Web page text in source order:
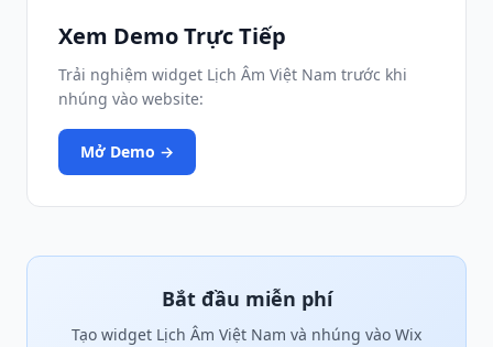
Xem Demo Trực Tiếp
Trải nghiệm widget Lịch Âm Việt Nam trước khi
nhúng vào website:
Mở Demo →
Bắt đầu miễn phí
Tạo widget Lịch Âm Việt Nam và nhúng vào Wix